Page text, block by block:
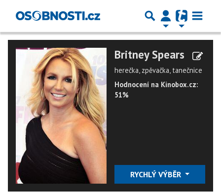
Britney Spears
herečka, zpěvačka, tanečnice
Hodnocení na Kinobox.cz:
51%
RYCHLÝ VÝBĚR